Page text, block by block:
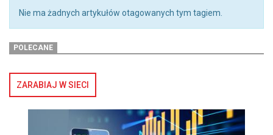
Nie ma żadnych artykułów otagowanych tym tagiem.
POLECANE
ZARABIAJ W SIECI